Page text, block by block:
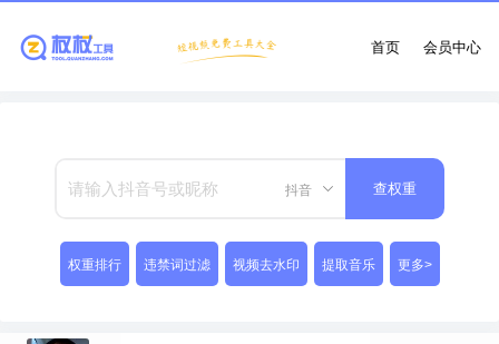
会员中心
首页
抖音 查权重
权重排行 违禁词过滤 视频去水印 提取音乐 更多>